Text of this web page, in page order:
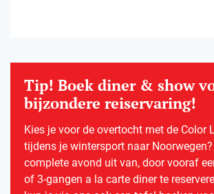
Tip! Boek diner & show
bijzondere reiservaring!
Kies je voor de overtocht met de Color
tijdens je wintersport naar
complete avond uit van, door vooraf
of 3-gangen a la carte diner te